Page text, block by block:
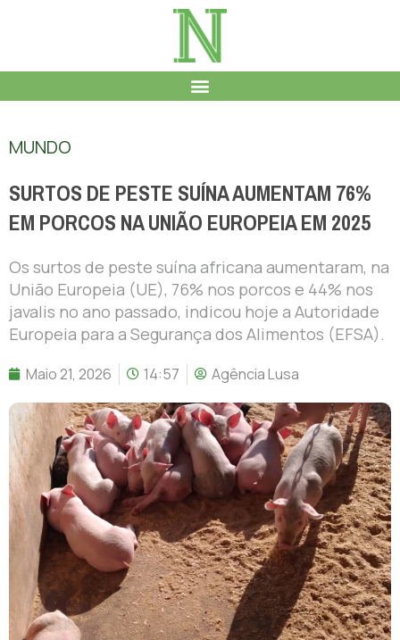
MUNDO
SURTOS DE PESTE SUÍNA AUMENTAM 76%
EM PORCOS NA UNIÃO EUROPEIA EM 2025
Os surtos de peste suína africana aumentaram, na
União Europeia (UE), 76% nos porcos e 44% nos
javalis no ano passado, indicou hoje a Autoridade
Europeia para a Segurança dos Alimentos (EFSA).
Maio 21, 2026 14:57 Agência Lusa